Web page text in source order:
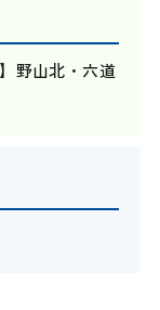
野山北・六道